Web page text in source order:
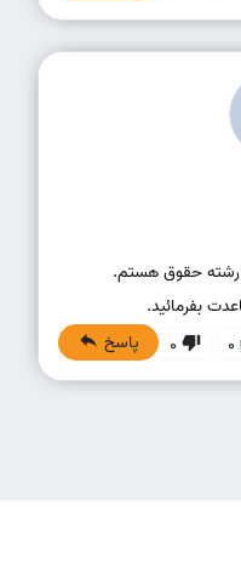
بفرمائید.
0
0 پاسخ